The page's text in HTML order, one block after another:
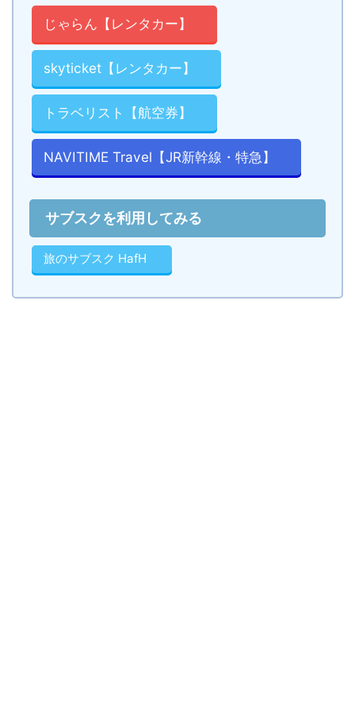
じゃらん【レンタカー】
skyticket【レンタカー】
トラベリスト【航空券】
NAVITIME Travel【JR新幹線・特急】
サブスクを利用してみる
旅のサブスク HafH